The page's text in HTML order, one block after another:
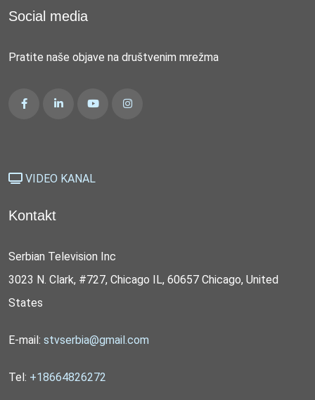
Social media
Pratite naše objave na društvenim mrežma
VIDEO KANAL
Kontakt
Serbian Television Inc
3023 N. Clark, #727, Chicago IL, 60657 Chicago, United
States
E-mail: stvserbia@gmail.com
Tel: +18664826272